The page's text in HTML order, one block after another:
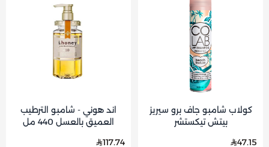
كولاب شامبو جاف برو سيريز
بيتش تيكستشر
47.15
اند هوني - شامبو الترطيب
العميق بالعسل 440 مل
117.74